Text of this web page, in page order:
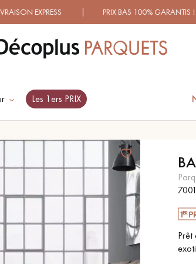
BAS 100% GARANTIS ! | PLUS DE
Les 1ers PRIX
LES PLUS
PARQUETS À MOTIFS
TRADITIONNELS
PARQUET EN CHÊNE
FUMÉ
Prêt